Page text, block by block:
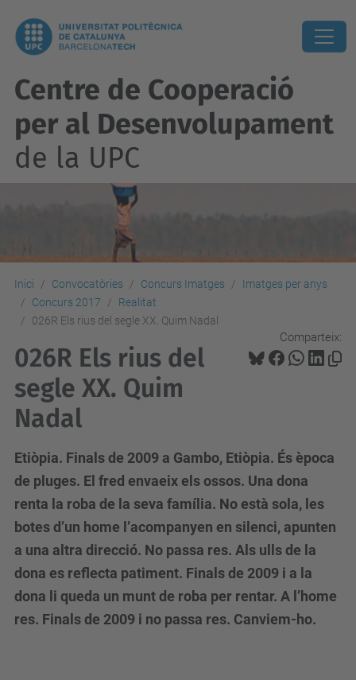
Centre de Cooperació
per al Desenvolupament
de la UPC
Inici Convocatòries Concurs Imatges
Imatges per anys
Concurs 2017
Realitat
026R Els rius del segle XX. Quim Nadal
Comparteix:
026R Els rius del
segle XX. Quim
Nadal
Etiòpia. Finals de 2009 a Gambo, Etiòpia. És època
de pluges. El fred envaeix els ossos. Una dona
renta la roba de la seva família. No està sola, les
botes d’un home l’acompanyen en silenci, apunten
a una altra direcció. No passa res. Als ulls de la
dona es reflecta patiment. Finals de 2009 i a la
dona li queda un munt de roba per rentar. A l’home
res. Finals de 2009 i no passa res. Canviem-ho.